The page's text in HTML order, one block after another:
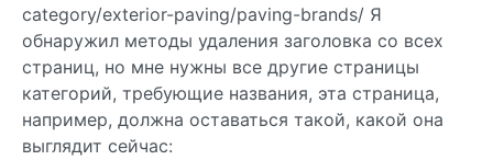
category/exterior-paving/paving-brands/ Я
обнаружил методы удаления заголовка со всех
страниц, но мне нужны все другие страницы
категорий, требующие названия, эта страница,
например, должна оставаться такой, какой она
выглядит сейчас: